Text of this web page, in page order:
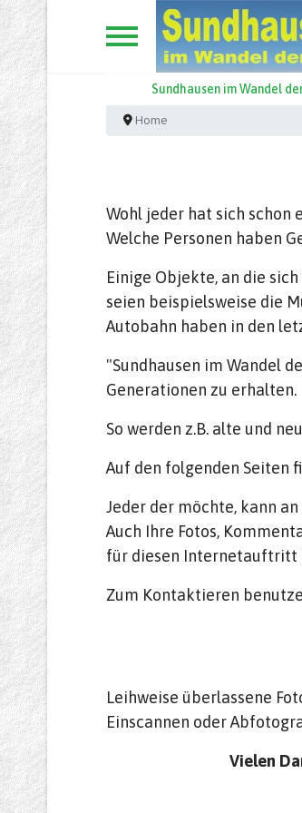
Sundhausen im Wandel
Home
Wohl jeder hat sich schon
Welche Personen haben
Einige Objekte, an die
seien beispielsweise die
Autobahn haben in den
"Sundhausen im Wandel
Generationen zu erhalten.
So werden z.B. alte und
Auf den folgenden Seiten
Jeder der möchte, kann
Auch Ihre Fotos,
für diesen Internetauftritt
Zum Kontaktieren
Leihweise überlassene
Einscannen oder
Vielen